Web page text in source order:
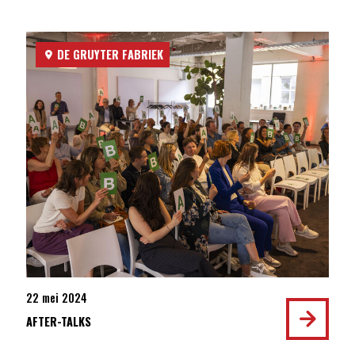
DE GRUYTER FABRIEK
22 mei 2024
AFTER-TALKS